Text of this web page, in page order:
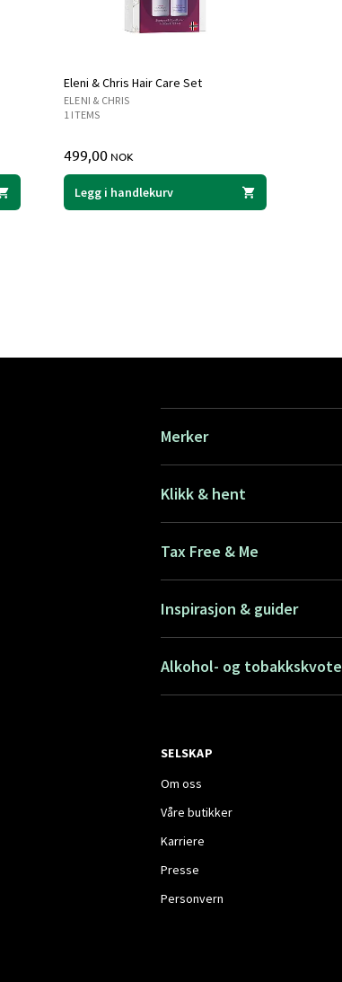
Eleni & Chris Hair Care Set
ELENI & CHRIS
1 ITEMS
499,00 NOK
Legg i handlekurv
Merker
Klikk & hent
Tax Free & Me
Inspirasjon & guider
Alkohol- og tobakkskvote
SELSKAP
Om oss
Våre butikker
Karriere
Presse
Personvern